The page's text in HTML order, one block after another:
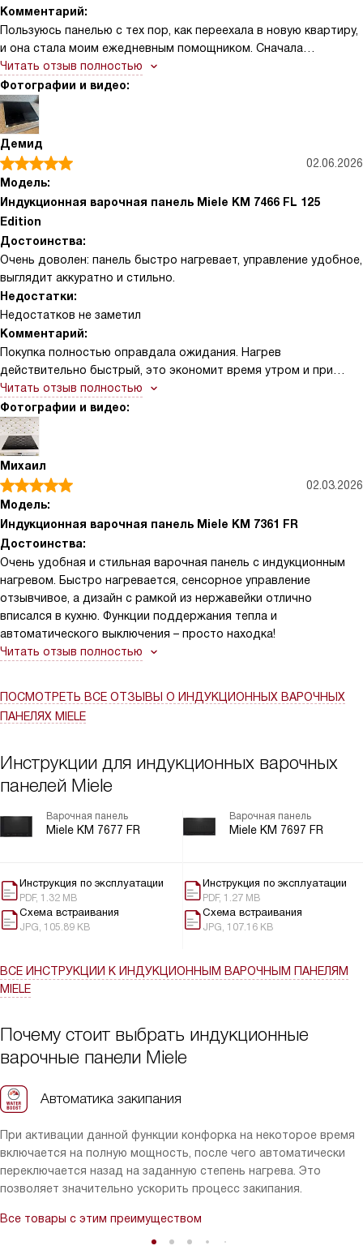
Комментарий:
Пользуюсь панелью с тех пор, как переехала в новую квартиру,
и она стала моим ежедневным помощником. Сначала
удивилась, насколько мгновенно греются конфорки — чайник
закипает почти без ожидания, а большая сковорода для
семейных ужинов равномерно прогревается благодаря зоне
PowerFlex. Это реально экономит время утром, когда собираю
детей в школу и нужно и завтрак сделать, и обед подготовить.
Управление сенсорное и понятное. Мне нравится, что можно
быстро выбрать ступень мощности и переключиться на
Stop&Go, если надо на минуту отойти — всё переходит в
сохранённый режим, а потом продолжает с теми же
настройками
Читать отзыв полностью
Фотографии и видео:
Демид
02.06.2026
Модель:
Индукционная варочная панель Miele KM 7466 FL 125
Edition
Достоинства:
Очень доволен: панель быстро нагревает, управление удобное,
выглядит аккуратно и стильно.
Недостатки:
Недостатков не заметил
Комментарий:
Покупка полностью оправдала ожидания. Нагрев
действительно быстрый, это экономит время утром и при
скором ужине. Сенсорные элементы ComfortSelect отзывчивы:
управление понятное, регулировка мощностей плавная,
промахнуться сложно. Режим Stop&Go выручает, когда надо
срочно отойти — всё ставится на паузу и возвращается в те
же настройки. Две расширяемые зоны удобны для большой
посуды, а функция удержания тепла экономит газ/
электричество и сохраняет блюдо в нужной температуре без
пересыхания. Таймер точный, звуковые оповещения
информативны, можно настроить громкость под себя.
Индикаторы остаточного тепла и автоматическое отключение
повышают спокойствие при готовке. Внешний вид без рамки и
чёрное стекло смотрятся сдержанно и аккуратно,
поверхность легко чистится мягкой тряпкой — следы от
приготовления не остаются. Встроенный вентилятор работает
тихо, защита от перегрева и блокировка запуска добавляют
уверенности, особенно если дома дети или много суеты.
быстрее, стейки получают равномерную корочку при
усиленном режиме, соусы не пригорают на низкой мощности. В
целом техника даёт предсказуемый результат и не создаёт
простоту управления и аккуратный внешний вид на кухне.
Читать отзыв полностью
Фотографии и видео:
Михаил
02.03.2026
Модель:
Индукционная варочная панель Miele KM 7361 FR
Достоинства:
Очень удобная и стильная варочная панель с индукционным
нагревом. Быстро нагревается, сенсорное управление
отзывчивое, а дизайн с рамкой из нержавейки отлично
вписался в кухню. Функции поддержания тепла и
автоматического выключения – просто находка!
Читать отзыв полностью
ПОСМОТРЕТЬ ВСЕ ОТЗЫВЫ О ИНДУКЦИОННЫХ ВАРОЧНЫХ
ПАНЕЛЯХ MIELE
Инструкции для индукционных варочных
панелей Miele
Варочная панель
Miele KM 7677 FR
Инструкция по эксплуатации
PDF, 1.32 MB
Схема встраивания
JPG, 105.89 KB
Варочная панель
Miele KM 7697 FR
Инструкция по эксплуатации
PDF, 1.27 MB
Схема встраивания
JPG, 107.16 KB
ВСЕ ИНСТРУКЦИИ К ИНДУКЦИОННЫМ ВАРОЧНЫМ ПАНЕЛЯМ
MIELE
Почему стоит выбрать индукционные
варочные панели Miele
Автоматика закипания
При активации данной функции конфорка на некоторое время
включается на полную мощность, после чего автоматически
переключается назад на заданную степень нагрева. Это
позволяет значительно ускорить процесс закипания.
Все товары с этим преимуществом